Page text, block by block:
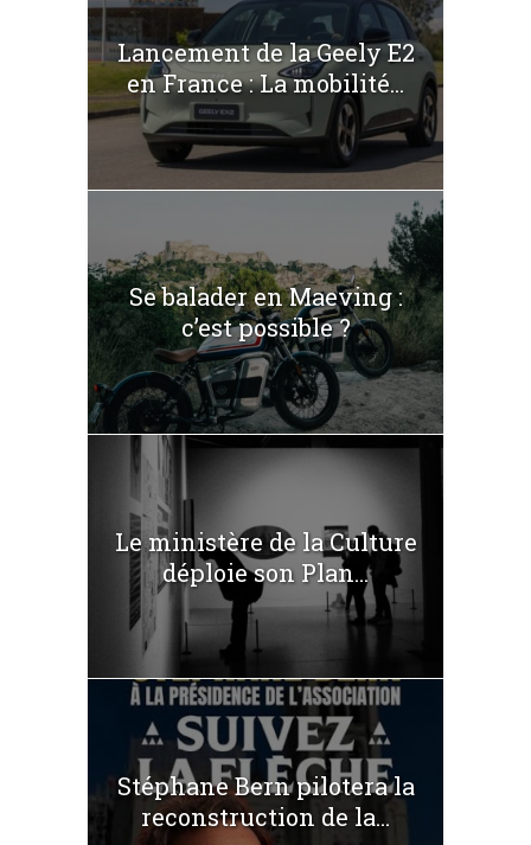
Lancement de la Geely E2
en France : La mobilité...
Se balader en Maeving :
c’est possible ?
Le ministère de la Culture
déploie son Plan...
Stéphane Bern pilotera la
reconstruction de la...